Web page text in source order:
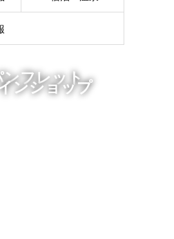
ンフレット
ンショップ